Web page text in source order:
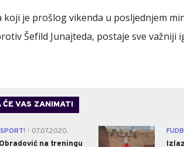
koji je prošlog vikenda u posljednjem
Šefild Junajteda, postaje sve važniji
ĆE VAS ZANIMATI
07.07.2020.
na treningu
0